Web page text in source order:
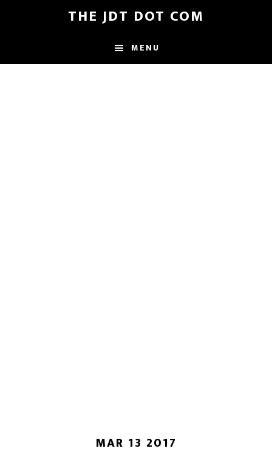
content
THE JDT DOT COM
MENU
MAR 13 2017